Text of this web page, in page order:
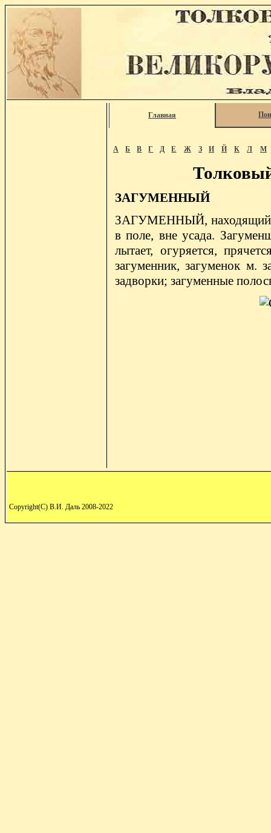
Главная
А Б В Г Д Е Ж З И Й К Л М
ЗАГУМЕННЫЙ
ЗАГУМЕННЫЙ, находящийся
в поле, вне усада.
лытает, огуряется,
загуменник, загуменок м.
задворки; загуменные
Copyright(C) В.И. Даль 2008-2022